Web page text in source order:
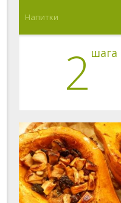
Напитки
2 шага